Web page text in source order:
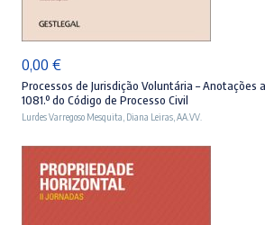
0,00 €
Processos de Jurisdição Voluntária – Anotações
1081.º do Código de Processo Civil
Lurdes Varregoso Mesquita Diana Leiras AA.VV.